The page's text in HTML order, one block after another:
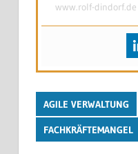
www.rolf-dindorf.de
AGILE VERWALTUNG
FACHKRÄFTEMANGEL